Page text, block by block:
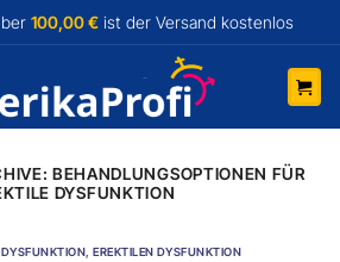
100,00 € ist der Versand kostenlos
BEHANDLUNGSOPTIONEN FÜR
DYSFUNKTION
DYSFUNKTION ,EREKTILEN DYSFUNKTION